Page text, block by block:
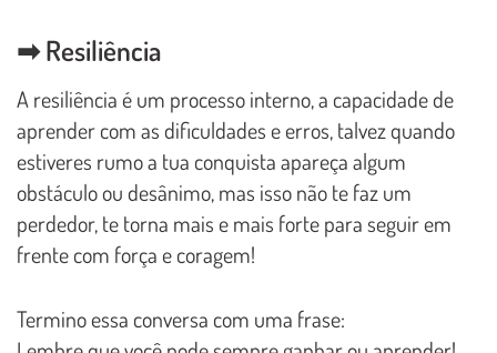
➡ Resiliência
A resiliência é um processo interno, a capacidade de
aprender com as dificuldades e erros, talvez quando
estiveres rumo a tua conquista apareça algum
obstáculo ou desânimo, mas isso não te faz um
perdedor, te torna mais e mais forte para seguir em
frente com força e coragem!
Termino essa conversa com uma frase: